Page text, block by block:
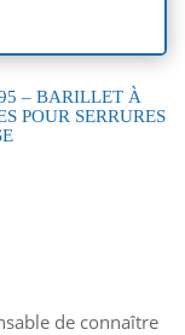
– BARILLET À
POUR SERRURES
de connaître